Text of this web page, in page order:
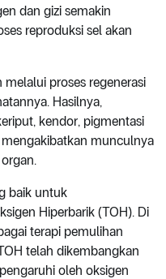
dan gizi semakin
reproduksi sel akan
proses regenerasi
Hasilnya,
kendor, pigmentasi
munculnya
baik untuk
Hiperbarik (TOH). Di
terapi pemulihan
telah dikembangkan
oleh oksigen